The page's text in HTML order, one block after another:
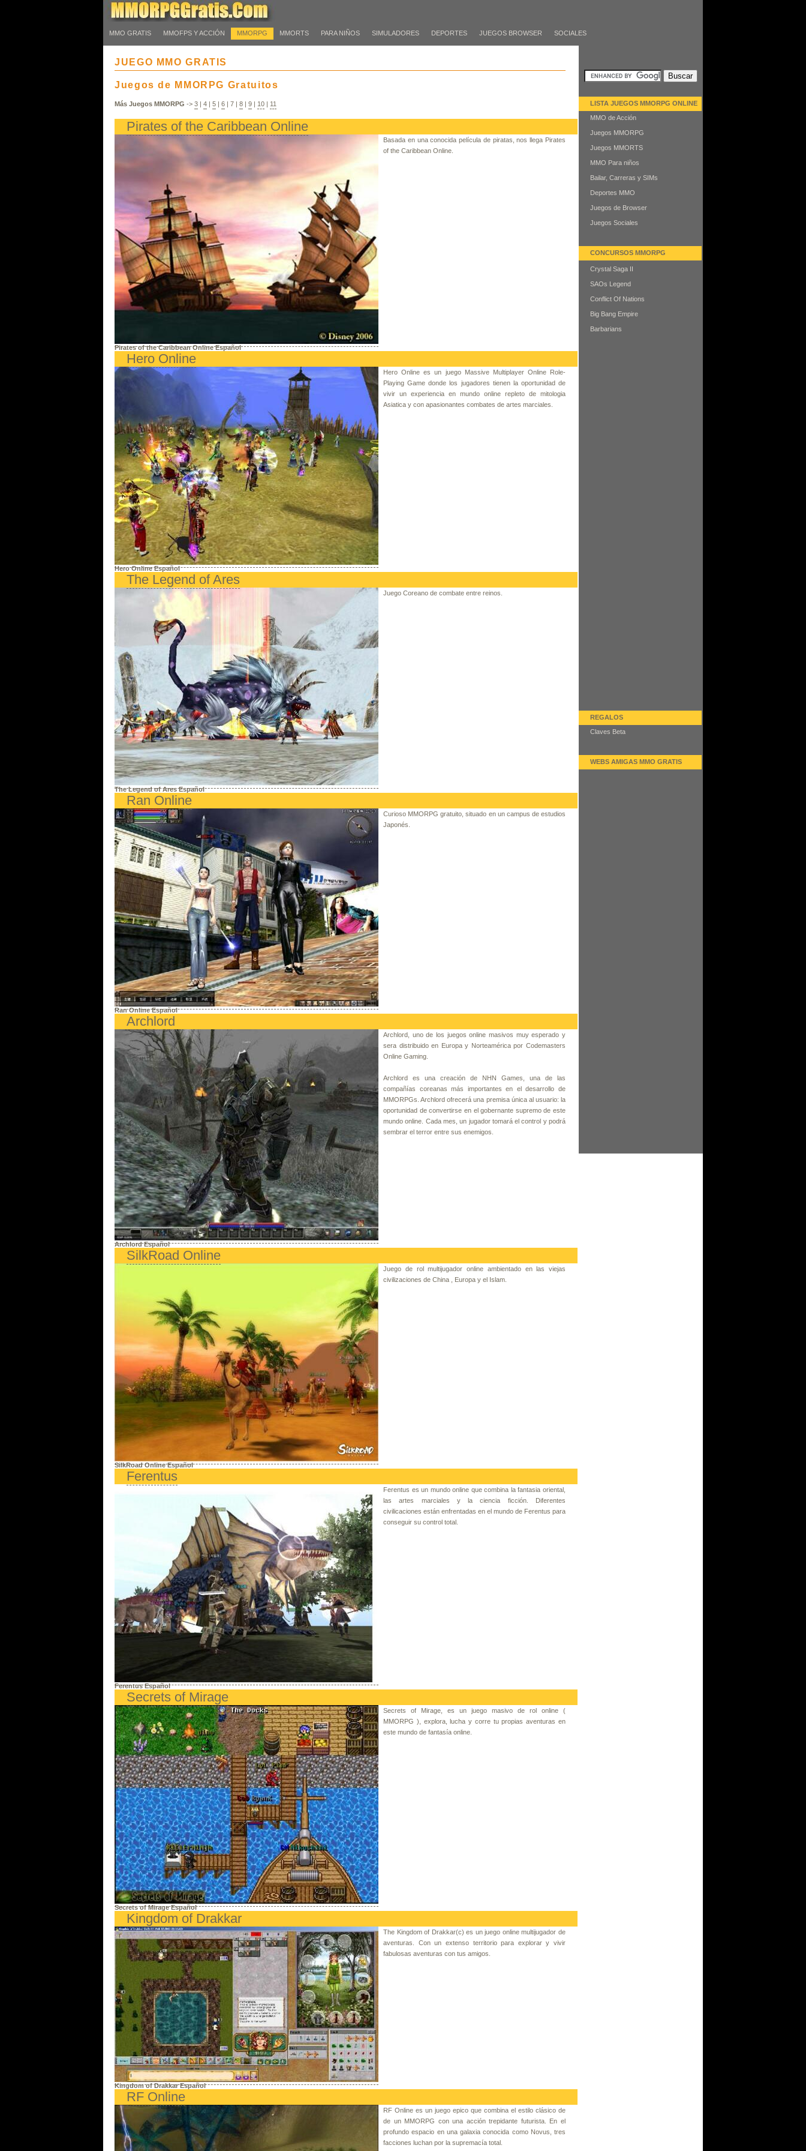
MMO GRATIS MMOFPS Y ACCIÓN MMORPG MMORTS PARA NIÑOS SIMULADORES DEPORTES JUEGOS BROWSER SOCIALES
JUEGO MMO GRATIS
Juegos de MMORPG Gratuitos
Más Juegos MMORPG -> 3 | 4 | 5 | 6 | 7 | 8 | 9 | 10 | 11
Pirates of the Caribbean Online
Pirates of the Caribbean Online Español
Basada en una conocida película de piratas, nos llega Pirates
of the Caribbean Online.
Hero Online
Hero Online Español
Hero Online es un juego Massive Multiplayer Online Role-
Playing Game donde los jugadores tienen la oportunidad de
vivir un experiencia en mundo online repleto de mitologia
Asiatica y con apasionantes combates de artes marciales.
The Legend of Ares
The Legend of Ares Español
Juego Coreano de combate entre reinos.
Ran Online
Ran Online Español
Curioso MMORPG gratuito, situado en un campus de estudios
Japonés.
Archlord
Archlord Español
Archlord, uno de los juegos online masivos muy esperado y
sera distribuido en Europa y Norteamérica por Codemasters
Online Gaming.
Archlord es una creación de NHN Games, una de las
compañías coreanas más importantes en el desarrollo de
MMORPGs. Archlord ofrecerá una premisa única al usuario: la
oportunidad de convertirse en el gobernante supremo de este
mundo online. Cada mes, un jugador tomará el control y podrá
sembrar el terror entre sus enemigos.
SilkRoad Online
SilkRoad Online Español
Juego de rol multijugador online ambientado en las viejas
civilizaciones de China , Europa y el Islam.
Ferentus
Ferentus Español
Ferentus es un mundo online que combina la fantasia oriental,
las artes marciales y la ciencia ficción. Diferentes
civilicaciones están enfrentadas en el mundo de Ferentus para
conseguir su control total.
Secrets of Mirage
Secrets of Mirage Español
Secrets of Mirage, es un juego masivo de rol online (
MMORPG ), explora, lucha y corre tu propias aventuras en
este mundo de fantasía online.
Kingdom of Drakkar
Kingdom of Drakkar Español
The Kingdom of Drakkar(c) es un juego online multijugador de
aventuras. Con un extenso territorio para explorar y vivir
fabulosas aventuras con tus amigos.
RF Online
RF Online es un juego epico que combina el estilo clásico de
de un MMORPG con una acción trepidante futurista. En el
profundo espacio en una galaxia conocida como Novus, tres
facciones luchan por la supremacía total.
LISTA JUEGOS MMORPG ONLINE
MMO de Acción
Juegos MMORPG
Juegos MMORTS
MMO Para niños
Bailar, Carreras y SIMs
Deportes MMO
Juegos de Browser
Juegos Sociales
CONCURSOS MMORPG
Crystal Saga II
SAOs Legend
Conflict Of Nations
Big Bang Empire
Barbarians
REGALOS
Claves Beta
WEBS AMIGAS MMO GRATIS